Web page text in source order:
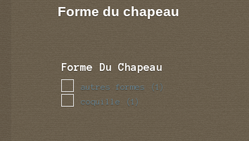
Forme du chapeau
Forme Du Chapeau
autres formes (1)
coquille (1)